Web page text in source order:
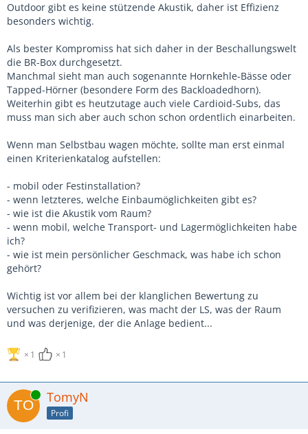
Outdoor gibt es keine stützende Akustik, daher ist Effizienz
besonders wichtig.
Als bester Kompromiss hat sich daher in der Beschallungswelt
die BR-Box durchgesetzt.
Manchmal sieht man auch sogenannte Hornkehle-Bässe oder
Tapped-Hörner (besondere Form des Backloadedhorn).
Weiterhin gibt es heutzutage auch viele Cardioid-Subs, das
muss man sich aber auch schon schon ordentlich einarbeiten.
Wenn man Selbstbau wagen möchte, sollte man erst einmal
einen Kriterienkatalog aufstellen:
- mobil oder Festinstallation?
- wenn letzteres, welche Einbaumöglichkeiten gibt es?
- wie ist die Akustik vom Raum?
- wenn mobil, welche Transport- und Lagermöglichkeiten habe
ich?
- wie ist mein persönlicher Geschmack, was habe ich schon
gehört?
Wichtig ist vor allem bei der klanglichen Bewertung zu
versuchen zu verifizieren, was macht der LS, was der Raum
und was derjenige, der die Anlage bedient...
1 1
Online TomyN
Profi